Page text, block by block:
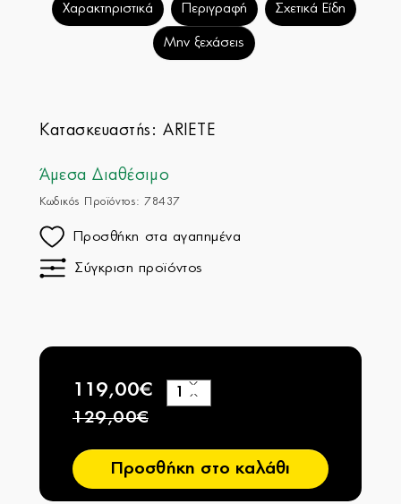
Χαρακτηριστικά Περιγραφή Σχετικά Είδη
Μην ξεχάσεις
Κατασκευαστής:ARIETE
Άμεσα Διαθέσιμο
Κωδικός Προϊόντος: 78437
Προσθήκη στα αγαπημένα
Σύγκριση προϊόντος
119,00€
129,00€
−
+
Προσθήκη στο καλάθι